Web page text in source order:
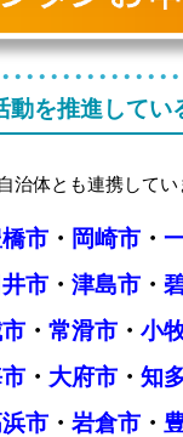
動を推進してい
治体とも連携してい
市・ 岡崎市・
市・ 津島市・
・ 常滑市・ 小
・ 大府市・ 知
市・ 岩倉市・